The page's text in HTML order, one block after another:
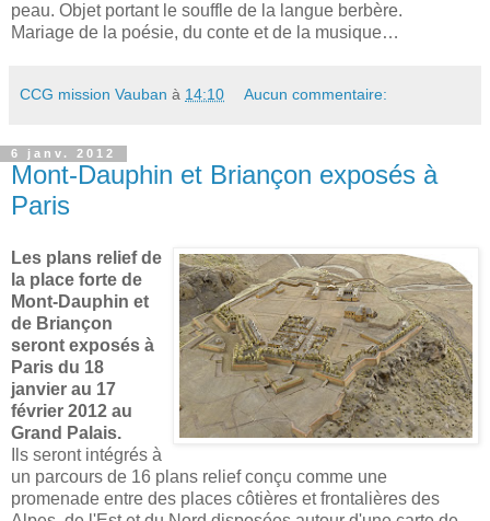
peau. Objet portant le souffle de la langue berbère.
Mariage de la poésie, du conte et de la musique…
CCG mission Vauban à 14:10 Aucun commentaire:
6 janv. 2012
Mont-Dauphin et Briançon exposés à
Paris
Les plans relief de
la place forte de
Mont-Dauphin et
de Briançon
seront exposés à
Paris du 18
janvier au 17
février 2012 au
Grand Palais.
Ils seront intégrés à
un parcours de 16 plans relief conçu comme une
promenade entre des places côtières et frontalières des